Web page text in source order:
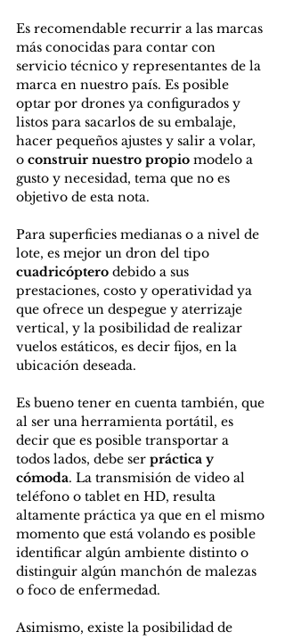
Es recomendable recurrir a las marcas
más conocidas para contar con
servicio técnico y representantes de la
marca en nuestro país. Es posible
optar por drones ya configurados y
listos para sacarlos de su embalaje,
hacer pequeños ajustes y salir a volar,
o construir nuestro propio modelo a
gusto y necesidad, tema que no es
objetivo de esta nota.
Para superficies medianas o a nivel de
lote, es mejor un dron del tipo
cuadricóptero debido a sus
prestaciones, costo y operatividad ya
que ofrece un despegue y aterrizaje
vertical, y la posibilidad de realizar
vuelos estáticos, es decir fijos, en la
ubicación deseada.
Es bueno tener en cuenta también, que
al ser una herramienta portátil, es
decir que es posible transportar a
todos lados, debe ser práctica y
cómoda. La transmisión de video al
teléfono o tablet en HD, resulta
altamente práctica ya que en el mismo
momento que está volando es posible
identificar algún ambiente distinto o
distinguir algún manchón de malezas
o foco de enfermedad.
Asimismo, existe la posibilidad de